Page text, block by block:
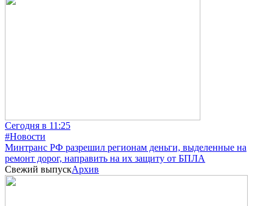
Сегодня в 11:25
#Новости
Минтранс РФ разрешил регионам деньги, выделенные на
ремонт дорог, направить на их защиту от БПЛА
Свежий выпускАрхив